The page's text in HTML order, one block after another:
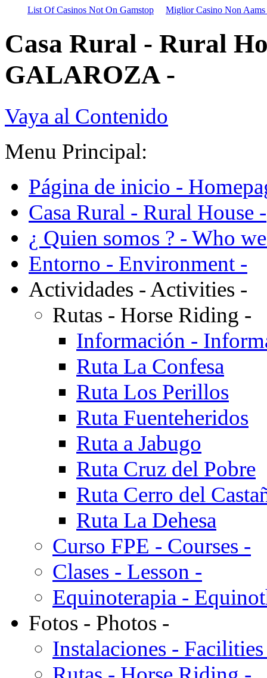
List Of Casinos Not On Gamstop Miglior Casino Non Aams
Casa Rural - Rural
GALAROZA -
Vaya al Contenido
Menu Principal:
Página de inicio -
Casa Rural - Rural House -
¿ Quien somos ? - Who
Entorno - Environment -
Actividades - Activities -
Rutas - Horse Riding -
Información -
Ruta La Confesa
Ruta Los Perillos
Ruta Fuenteheridos
Ruta a Jabugo
Ruta Cruz del Pobre
Ruta Cerro del
Ruta La Dehesa
Curso FPE - Courses -
Clases - Lesson -
Equinoterapia -
Fotos - Photos -
Instalaciones -